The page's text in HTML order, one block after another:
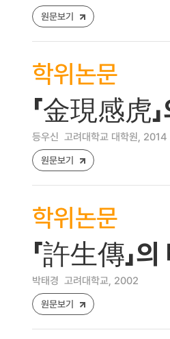
원문보기
학위논문
「金現感虎
등우신 고려대학교 대학원, 2014
원문보기
학위논문
「許生傳」
박태경 고려대학교, 2002
원문보기